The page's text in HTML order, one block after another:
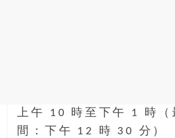
上午 10 時至下午 1 時（
間：下午 12 時 30 分）